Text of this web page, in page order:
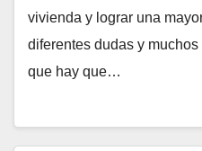
vivienda y lograr una
diferentes dudas y
que hay que…